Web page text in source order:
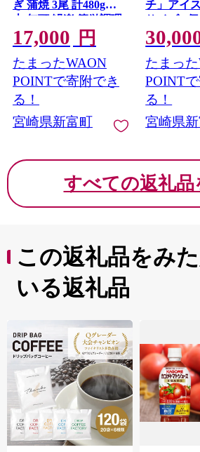
ぎ 蒲焼 3尾 計480g以
上 無頭 鰻楽 簡単調理
個包装 鰻 贈答品 ギフ
ト【C444-3D】
17,000 円
たまったWAON
POINTで寄附でき
る！
宮崎県新富町
チ」アイ
サイズ 1個
ル【D131
たまっ
POINT
る！
宮崎県
すべての返礼品
この返礼品をみ
いる返礼品